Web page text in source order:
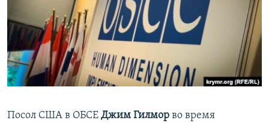
ПРОПАВШИЕ БЕЗ ВЕСТИ
ПОБЕДИТЕЛЕЙ НЕ СУДЯТ?
КРЫМ.НЕПОКОРЕННЫЙ
ELIFBE
ПРИСОЕДИНЯЙТЕСЬ!
Все сайты RFE/RL
Посол США в ОБСЕ Джим Гилмор во время